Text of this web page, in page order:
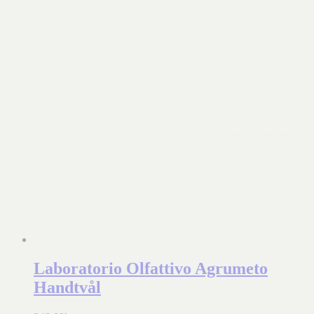
Laboratorio Olfattivo Agrumeto
Handtvål